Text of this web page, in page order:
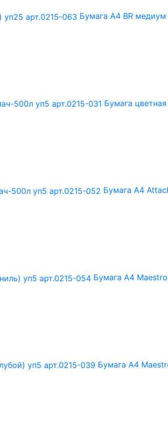
Бумага А4 BR
Бумага
Бумага А4
Бумага А4
Бумага А4